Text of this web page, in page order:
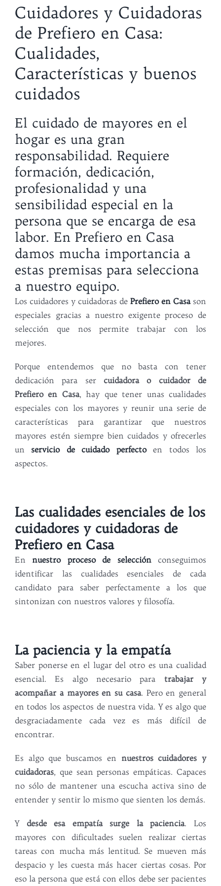
Cuidadores y Cuidadoras
de Prefiero en Casa:
Cualidades,
Características y buenos
cuidados
El cuidado de mayores en el
hogar es una gran
responsabilidad. Requiere
formación, dedicación,
profesionalidad y una
sensibilidad especial en la
persona que se encarga de esa
labor. En Prefiero en Casa
damos mucha importancia a
estas premisas para selecciona
a nuestro equipo.
Los cuidadores y cuidadoras de Prefiero en Casason
especiales gracias a nuestro exigente proceso de
selección que nos permite trabajar con los
mejores.
Porque entendemos que no basta con tener
dedicación para ser cuidadora o cuidador de
Prefiero en Casa, hay que tener unas cualidades
especiales con los mayores y reunir una serie de
características para garantizar que nuestros
mayores estén siempre bien cuidados y ofrecerles
un servicio de cuidado perfectoen todos los
aspectos.
Las cualidades esenciales de los
cuidadores y cuidadoras de
Prefiero en Casa
En nuestro proceso de selecciónconseguimos
identificar las cualidades esenciales de cada
candidato para saber perfectamente a los que
sintonizan con nuestros valores y filosofía.
La paciencia y la empatía
Saber ponerse en el lugar del otro es una cualidad
esencial. Es algo necesario para trabajar y
acompañar a mayores en su casa. Pero en general
en todos los aspectos de nuestra vida. Y es algo que
desgraciadamente cada vez es más difícil de
encontrar.
Es algo que buscamos en nuestros cuidadores y
cuidadoras, que sean personas empáticas. Capaces
no sólo de mantener una escucha activa sino de
entender y sentir lo mismo que sienten los demás.
Y desde esa empatía surge la paciencia. Los
mayores con dificultades suelen realizar ciertas
tareas con mucha más lentitud. Se mueven más
despacio y les cuesta más hacer ciertas cosas. Por
eso la persona que está con ellos debe ser pacientes